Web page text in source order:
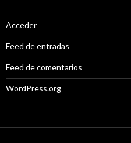
Acceder
Feed de entradas
Feed de comentarios
WordPress.org